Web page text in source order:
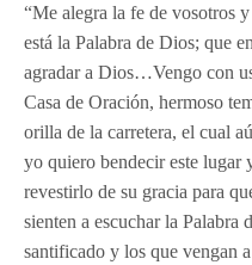
“Me alegra la fe de vosotros
está la Palabra de Dios; que
agradar a Dios…Vengo con
Casa de Oración, hermoso
orilla de la carretera, el cual
yo quiero bendecir este lugar
revestirlo de su gracia para
sienten a escuchar la Palabra
santificado y los que vengan